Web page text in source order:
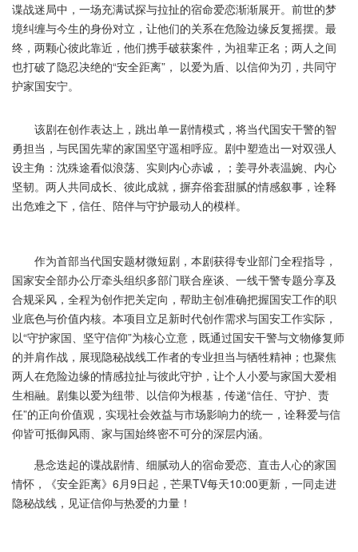
谍战迷局中，一场充满试探与拉扯的宿命爱恋渐渐展开。前世的梦
境纠缠与今生的身份对立，让他们的关系在危险边缘反复摇摆。最
终，两颗心彼此靠近，他们携手破获案件，为祖辈正名；两人之间
也打破了隐忍决绝的“安全距离”， 以爱为盾、以信仰为刃，共同守
护家国安宁。
该剧在创作表达上，跳出单一剧情模式，将当代国安干警的智
勇担当，与民国先辈的家国坚守遥相呼应。剧中塑造出一对双强人
设主角：沈殊途看似浪荡、实则内心赤诚，；姜寻外表温婉、内心
坚韧。两人共同成长、彼此成就，摒弃俗套甜腻的情感叙事，诠释
出危难之下，信任、陪伴与守护最动人的模样。
作为首部当代国安题材微短剧，本剧获得专业部门全程指导，
国家安全部办公厅牵头组织多部门联合座谈、一线干警专题分享及
合规采风，全程为创作把关定向，帮助主创准确把握国安工作的职
业底色与价值内核。本项目立足新时代创作需求与国安工作实际，
以“守护家国、坚守信仰”为核心立意，既通过国安干警与文物修复师
的并肩作战，展现隐秘战线工作者的专业担当与牺牲精神；也聚焦
两人在危险边缘的情感拉扯与彼此守护，让个人小爱与家国大爱相
生相融。剧集以爱为纽带、以信仰为根基，传递“信任、守护、责
任”的正向价值观，实现社会效益与市场影响力的统一，诠释爱与信
仰皆可抵御风雨、家与国始终密不可分的深层内涵。
悬念迭起的谍战剧情、细腻动人的宿命爱恋、直击人心的家国
情怀，《安全距离》6月9日起，芒果TV每天10:00更新，一同走进
隐秘战线，见证信仰与热爱的力量！